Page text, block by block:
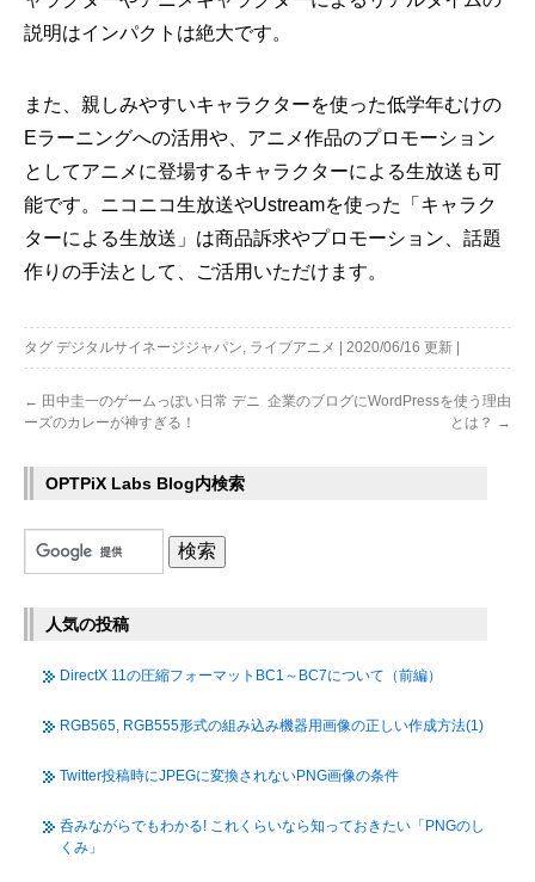
説明はインパクトは絶大です。
また、親しみやすいキャラクターを使った低学年むけの
Eラーニングへの活用や、アニメ作品のプロモーション
としてアニメに登場するキャラクターによる生放送も可
能です。ニコニコ生放送やUstreamを使った「キャラク
ターによる生放送」は商品訴求やプロモーション、話題
作りの手法として、ご活用いただけます。
タグ デジタルサイネージジャパン, ライブアニメ 2020/06/16 更新
← 田中圭一のゲームっぽい日常 デニ
ーズのカレーが神すぎる！
企業のブログにWordPressを使う理由
とは？ →
OPTPiX Labs Blog内検索
人気の投稿
DirectX 11の圧縮フォーマットBC1～BC7について（前編）
RGB565, RGB555形式の組み込み機器用画像の正しい作成方法(1)
Twitter投稿時にJPEGに変換されないPNG画像の条件
呑みながらでもわかる! これくらいなら知っておきたい「PNGのし
くみ」